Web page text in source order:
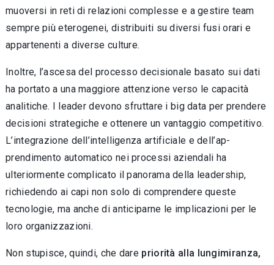
muoversi in reti di relazioni complesse e a gestire team
sempre più eterogenei, distribuiti su diversi fusi orari e
appartenenti a diverse culture.
Inoltre, l’ascesa del processo decisionale ba­sato sui dati
ha portato a una maggiore attenzio­ne verso le capacità
analitiche. I leader devono sfruttare i big data per prendere
decisioni strate­giche e ottenere un vantaggio competitivo.
L’in­tegrazione dell’intelligenza artificiale e dell’ap­
prendimento automatico nei processi aziendali ha
ulteriormente complicato il panorama della leadership,
richiedendo ai capi non solo di com­prendere queste
tecnologie, ma anche di antici­parne le implicazioni per le
loro organizzazioni.
Non stupisce, quindi, che dare priorità alla lungimiranza,